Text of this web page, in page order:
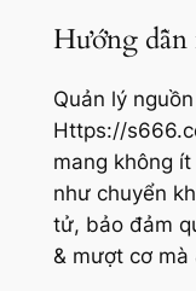
Hướng
Quản lý
Https://
mang không
như chuyển
tử, bảo đảm
& mượt cơ mà